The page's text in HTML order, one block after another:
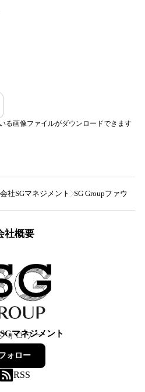
る画像ファイルがダウンロードできます
社SGマネジメント SG Groupファウン
社概要
マネジメント
ォロワー
ォロー
RSS